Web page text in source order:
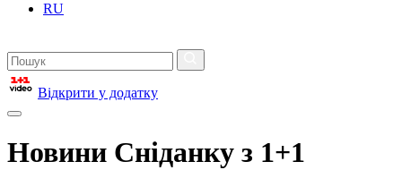
RU
Відкрити у додатку
Новини Сніданку з 1+1